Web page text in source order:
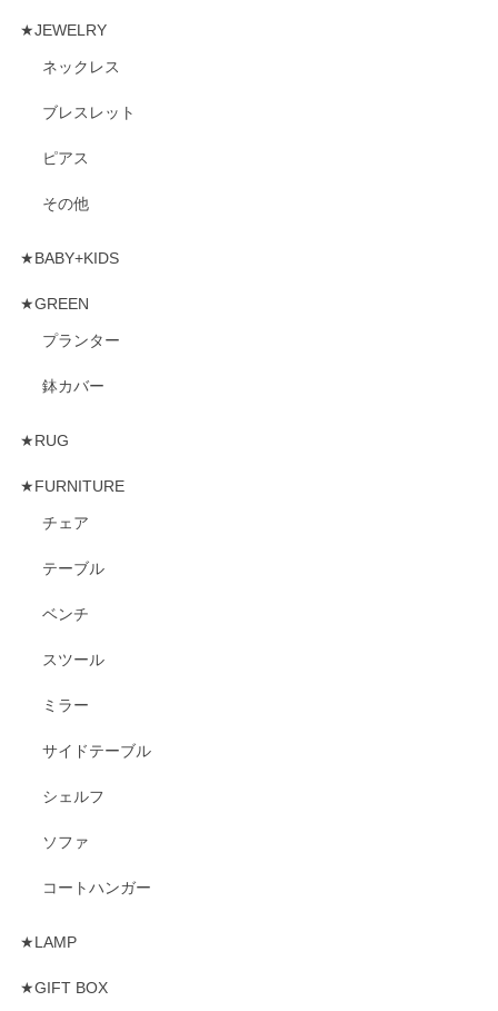
★JEWELRY
ネックレス
ブレスレット
ピアス
その他
★BABY+KIDS
★GREEN
プランター
鉢カバー
★RUG
★FURNITURE
チェア
テーブル
ベンチ
スツール
ミラー
サイドテーブル
シェルフ
ソファ
コートハンガー
★LAMP
★GIFT BOX